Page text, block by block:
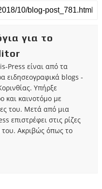
για το
Press είναι από τα
ειδησεογραφικά blogs -
Υπήρξε
και καινοτόμο με
του. Μετά από μια
επιστρέφει στις ρίζες
Ακριβώς όπως το